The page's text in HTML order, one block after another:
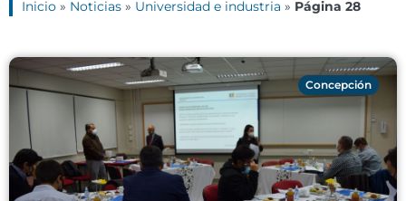
Inicio » Noticias » Universidad e industria » Página 28
Concepción